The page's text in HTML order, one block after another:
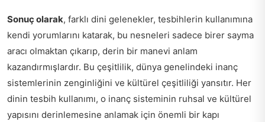
Sonuç olarak, farklı dini gelenekler, tesbihlerin kullanımına
kendi yorumlarını katarak, bu nesneleri sadece birer sayma
aracı olmaktan çıkarıp, derin bir manevi anlam
kazandırmışlardır. Bu çeşitlilik, dünya genelindeki inanç
sistemlerinin zenginliğini ve kültürel çeşitliliği yansıtır. Her
dinin tesbih kullanımı, o inanç sisteminin ruhsal ve kültürel
yapısını derinlemesine anlamak için önemli bir kapı